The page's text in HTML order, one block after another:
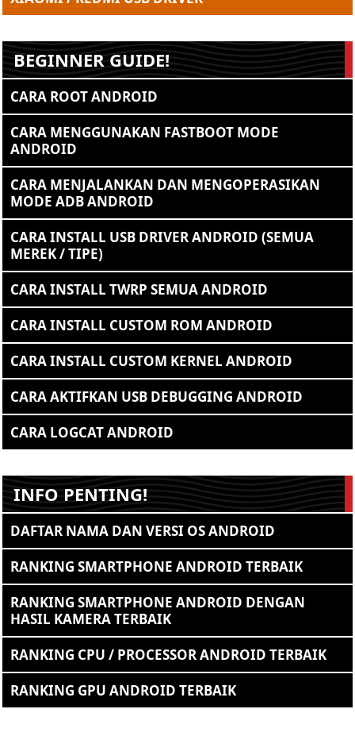
BEGINNER GUIDE!
CARA ROOT ANDROID
CARA MENGGUNAKAN FASTBOOT MODE
ANDROID
CARA MENJALANKAN DAN MENGOPERASIKAN
MODE ADB ANDROID
CARA INSTALL USB DRIVER ANDROID (SEMUA
MEREK / TIPE)
CARA INSTALL TWRP SEMUA ANDROID
CARA INSTALL CUSTOM ROM ANDROID
CARA INSTALL CUSTOM KERNEL ANDROID
CARA AKTIFKAN USB DEBUGGING ANDROID
CARA LOGCAT ANDROID
INFO PENTING!
DAFTAR NAMA DAN VERSI OS ANDROID
RANKING SMARTPHONE ANDROID TERBAIK
RANKING SMARTPHONE ANDROID DENGAN
HASIL KAMERA TERBAIK
RANKING CPU / PROCESSOR ANDROID TERBAIK
RANKING GPU ANDROID TERBAIK